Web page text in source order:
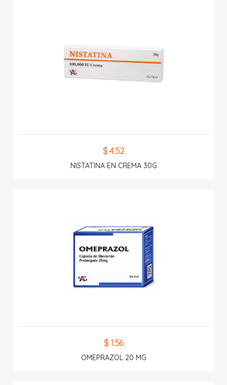
$ 4.52
NISTATINA EN CREMA 30G
$ 1.56
OMEPRAZOL 20 MG